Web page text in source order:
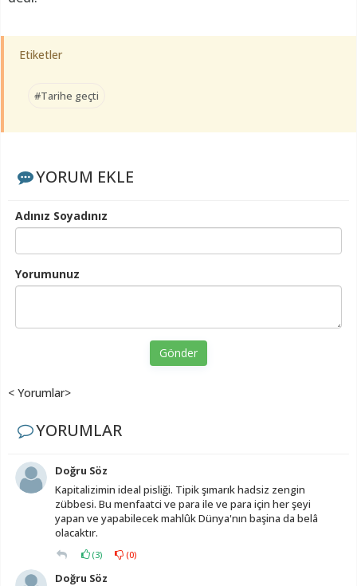
Etiketler
#Tarihe geçti
YORUM EKLE
Adınız Soyadınız
Yorumunuz
Gönder
< Yorumlar>
YORUMLAR
Doğru Söz
Kapitalizimin ideal pisliği. Tipik şımarık hadsiz zengin
zübbesi. Bu menfaatci ve para ile ve para için her şeyi
yapan ve yapabilecek mahlûk Dünya'nın başina da belâ
olacaktır.
(3) (0)
Doğru Söz